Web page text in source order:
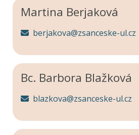
Martina Berjaková
berjakova@zsanceske-ul.cz
Bc. Barbora Blažková
blazkova@zsanceske-ul.cz